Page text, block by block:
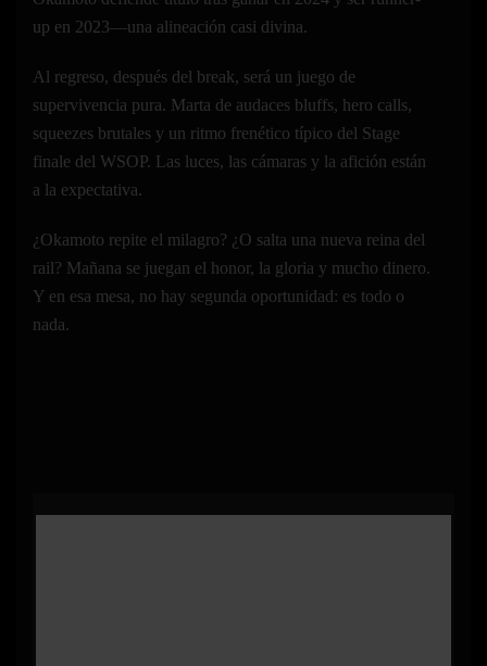
up en 2023—una alineación casi divina.
Al regreso, después del break, será un juego de
supervivencia pura. Marta de audaces bluffs, hero calls,
squeezes brutales y un ritmo frenético típico del Stage
finale del WSOP. Las luces, las cámaras y la afición están
a la expectativa.
¿Okamoto repite el milagro? ¿O salta una nueva reina del
rail? Mañana se juegan el honor, la gloria y mucho dinero.
Y en esa mesa, no hay segunda oportunidad: es todo o
nada.